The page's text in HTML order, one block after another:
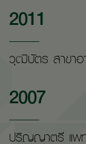
2011
วุฒิบัตร สาขาอ
2007
ปริญญาตรี แพ